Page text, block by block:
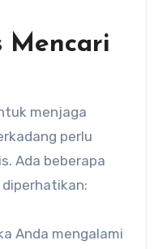
Mencari
menjaga
perlu
Ada beberapa
Anda mengalami